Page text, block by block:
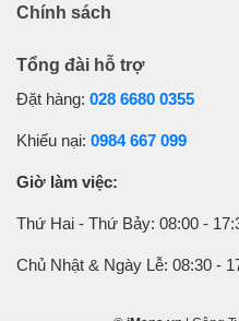
Chính sách
Tổng đài hỗ trợ
Đặt hàng: 028 6680 0355
Khiếu nại: 0984 667 099
Giờ làm việc:
Thứ Hai - Thứ Bảy: 08:00 -
Chủ Nhật & Ngày Lễ: 08:30 -